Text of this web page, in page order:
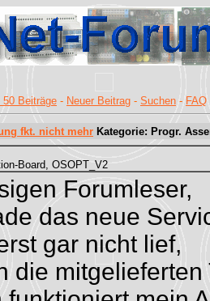
50 Beiträge - Neuer Beitrag - Suchen - FAQ
fkt. nicht mehr Kategorie: Progr.
Board, OSOPT_V2
Forumleser,
das neue
gar nicht lief,
die